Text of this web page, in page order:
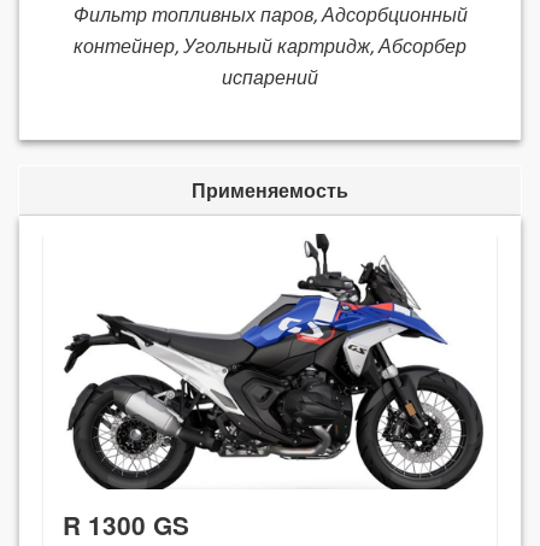
Фильтр топливных паров, Адсорбционный
контейнер, Угольный картридж, Абсорбер
испарений
Применяемость
R 1300 GS